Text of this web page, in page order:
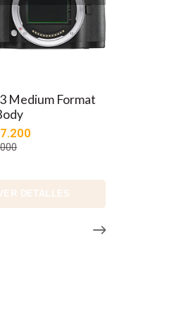
enfocado sin
en toda la amplitud del
medio.
GFX 100S II
DETALLES